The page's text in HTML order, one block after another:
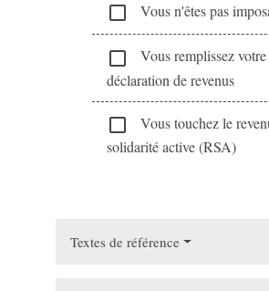
check_box_outline_blank Vous n'êtes pas
check_box_outline_blank
Vous remplissez
déclaration de revenus
check_box_outline_blank
Vous touchez le
solidarité active (RSA)
Textes de référence